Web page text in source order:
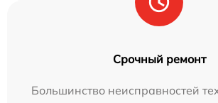
Срочный ремонт
Большинство неисправностей